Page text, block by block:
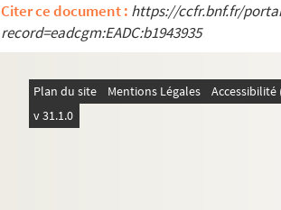
Citer ce document : https://ccfr.bnf.fr/
record=eadcgm:EADC:b1943935
Plan du site Mentions Légales
v 31.1.0